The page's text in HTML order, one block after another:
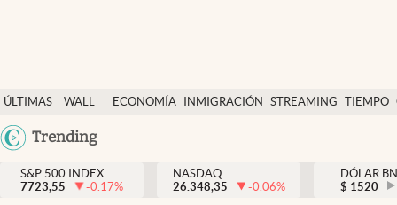
ÚLTIMAS
NOTICIAS
WALL
DÓLAR
ECONOMÍA INMIGRACIÓN STREAMING TIEMPO
México
Trending
Finanzas y economía
Wall Street y dólar
Inmigración
S&P 500 INDEX
7723,55
-0.17%
NASDAQ
26.348,35
-0.06%
DÓLAR
$ 1520